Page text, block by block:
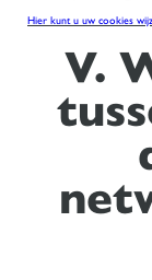
Hier kunt u uw cookies
V.